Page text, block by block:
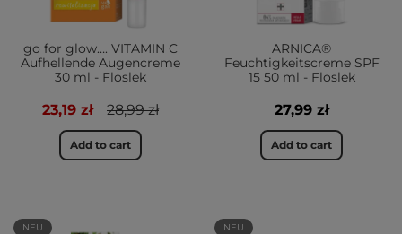
go for glow…. VITAMIN C
Aufhellende Augencreme
30 ml - Floslek
23,19 zł 28,99 zł
Add to cart
ARNICA®
Feuchtigkeitscreme SPF
15 50 ml - Floslek
27,99 zł
Add to cart
NEU
NEU